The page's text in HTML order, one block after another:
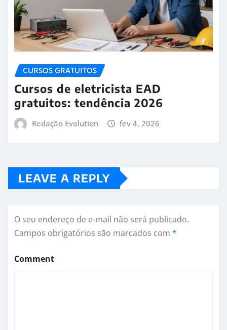
CURSOS GRATUITOS
Cursos de eletricista EAD
gratuitos: tendência 2026
Redação Evolution fev 4, 2026
LEAVE A REPLY
O seu endereço de e-mail não será publicado.
Campos obrigatórios são marcados com *
Comment